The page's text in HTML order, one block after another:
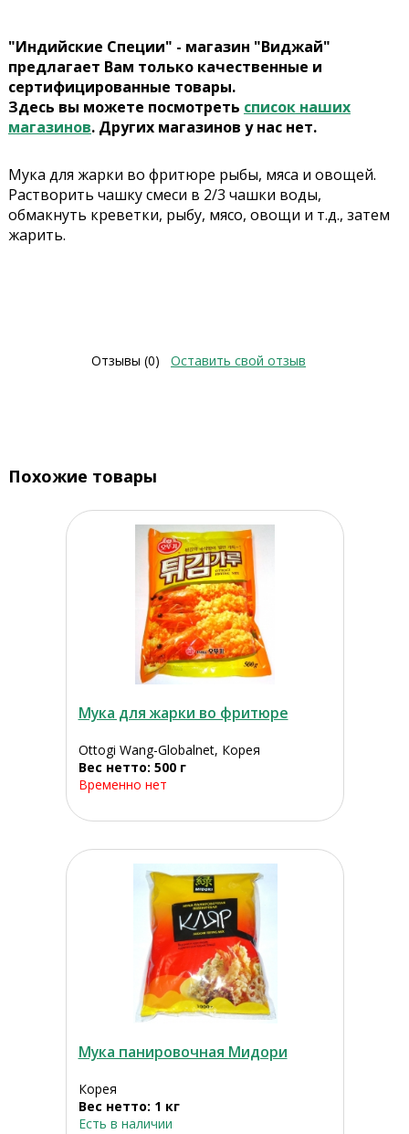
"Индийские Специи" - магазин "Виджай"
предлагает Вам только качественные и
сертифицированные товары.
Здесь вы можете посмотреть список наших
магазинов. Других магазинов у нас нет.
Мука для жарки во фритюре рыбы, мяса и овощей.
Растворить чашку смеси в 2/3 чашки воды,
обмакнуть креветки, рыбу, мясо, овощи и т.д., затем
жарить.
Отзывы (0) Оставить свой отзыв
Похожие товары
Мука для жарки во фритюре
Ottogi Wang-Globalnet, Корея
Вес нетто: 500 г
Временно нет
Мука панировочная Мидори
Корея
Вес нетто: 1 кг
Есть в наличии